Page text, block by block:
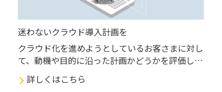
迷わないクラウド導入計画を
クラウド化を進めようとしているお客さまに対し
て、動機や目的に沿った計画かどうかを評価しロ
ードマップとして期間や費用概算を示し、システ
ムの中長期計画を支援するアセスメントサービス
詳しくはこちら